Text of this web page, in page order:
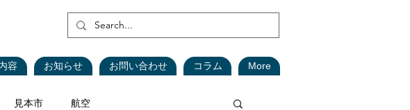
容 お知らせ お問い合わせ コラム More
見本市 航空